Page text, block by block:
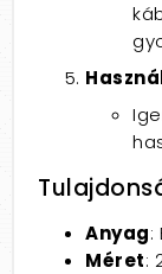
Anyag:
Méret: